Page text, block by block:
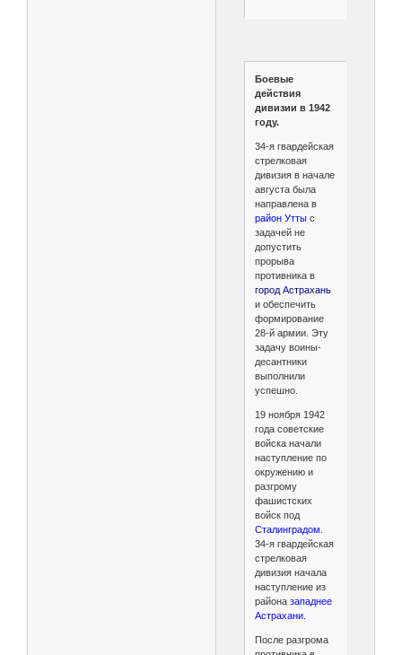
Боевые
действия
дивизии в 1942
году.
34-я гвардейская
стрелковая
дивизия в начале
августа была
направлена в
район Уттыс
задачей не
допустить
прорыва
противника в
город Астрахань
и обеспечить
формирование
28-й армии. Эту
задачу воины-
десантники
выполнили
успешно.
19 ноября 1942
года советские
войска начали
наступление по
окружению и
разгрому
фашистских
войск под
Сталинградом
34-я гвардейская
стрелковая
дивизия начала
наступление из
района западнее
Астрахани.
После разгрома